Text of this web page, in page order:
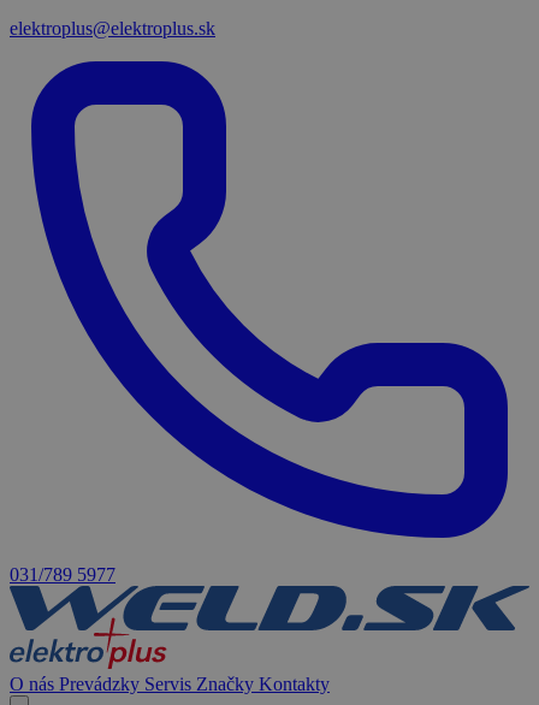
elektroplus@elektroplus.sk
031/789 5977
O nás Prevádzky Servis Značky Kontakty